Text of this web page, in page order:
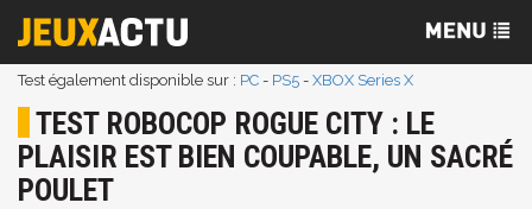
Test également disponible sur : PC - PS5 - XBOX Series X
TEST ROBOCOP ROGUE CITY : LE
PLAISIR EST BIEN COUPABLE, UN SACRÉ
POULET